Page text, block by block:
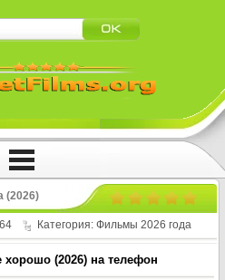
(2026)
Категория: Фильмы 2026 года
(2026) на телефон
сперва нажмите на
верхнем углу!!!